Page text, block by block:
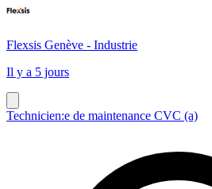
Flexsis Genève - Industrie
Il y a 5 jours
Technicien:e de maintenance CVC (a)